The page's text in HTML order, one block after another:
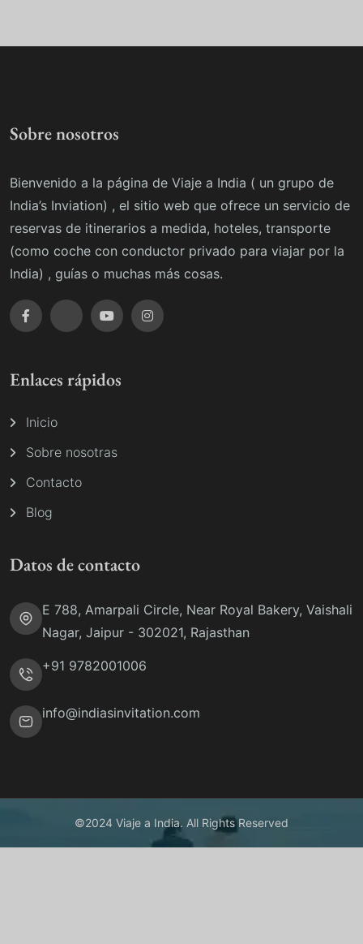
Sobre nosotros
Bienvenido a la página de Viaje a India ( un grupo de
India’s Inviation) , el sitio web que ofrece un servicio de
reservas de itinerarios a medida, hoteles, transporte
(como coche con conductor privado para viajar por la
India) , guías o muchas más cosas.
Enlaces rápidos
Inicio
Sobre nosotras
Contacto
Blog
Datos de contacto
E 788, Amarpali Circle, Near Royal Bakery, Vaishali
Nagar, Jaipur - 302021, Rajasthan
+91 9782001006
info@indiasinvitation.com
©2024 Viaje a India. All Rights Reserved